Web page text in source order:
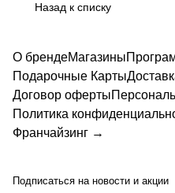
Назад к списку
О брендеМагазины
Подарочные Карты
Договор оферты
Политика
Франчайзинг →
Подписаться на новости и акции